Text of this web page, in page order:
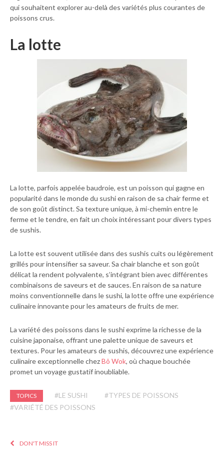
qui souhaitent explorer au-delà des variétés plus courantes de
poissons crus.
La lotte
La lotte, parfois appelée baudroie, est un poisson qui gagne en
popularité dans le monde du sushi en raison de sa chair ferme et
de son goût distinct. Sa texture unique, à mi-chemin entre le
ferme et le tendre, en fait un choix intéressant pour divers types
de sushis.
La lotte est souvent utilisée dans des sushis cuits ou légèrement
grillés pour intensifier sa saveur. Sa chair blanche et son goût
délicat la rendent polyvalente, s’intégrant bien avec différentes
combinaisons de saveurs et de sauces. En raison de sa nature
moins conventionnelle dans le sushi, la lotte offre une expérience
culinaire innovante pour les amateurs de fruits de mer.
La variété des poissons dans le sushi exprime la richesse de la
cuisine japonaise, offrant une palette unique de saveurs et
textures. Pour les amateurs de sushis, découvrez une expérience
culinaire exceptionnelle chezBô Wok, où chaque bouchée
promet un voyage gustatif inoubliable.
TOPICS #LE SUSHI
#TYPES DE POISSONS
#VARIÉTÉ DES POISSONS
DON'T MISS IT